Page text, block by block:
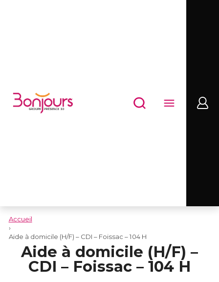
Accueil
›
Aide à domicile (H/F) – CDI – Foissac – 104 H
Aide à domicile (H/F) –
CDI – Foissac – 104 H